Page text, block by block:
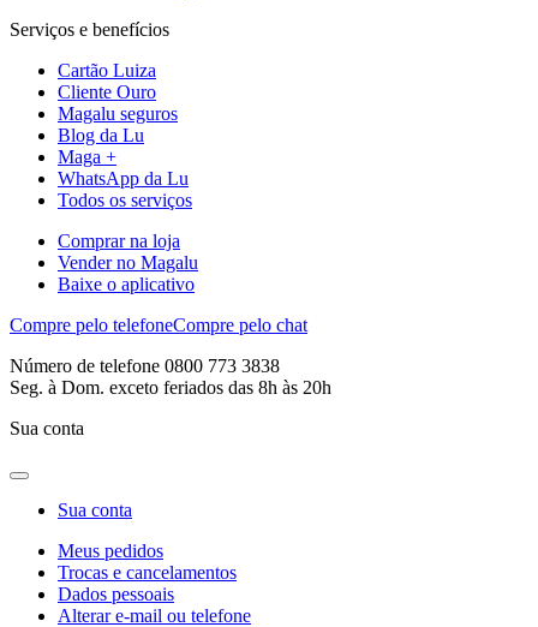
Serviços e benefícios
Cartão Luiza
Cliente Ouro
Magalu seguros
Blog da Lu
Maga +
WhatsApp da Lu
Todos os serviços
Comprar na loja
Vender no Magalu
Baixe o aplicativo
Compre pelo telefoneCompre pelo chat
Número de telefone 0800 773 3838
Seg. à Dom. exceto feriados das 8h às 20h
Sua conta
Sua conta
Meus pedidos
Trocas e cancelamentos
Dados pessoais
Alterar e-mail ou telefone